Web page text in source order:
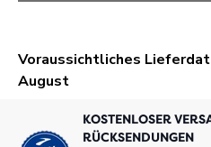
KOSTENLOSER
RÜCKSENDUNGEN